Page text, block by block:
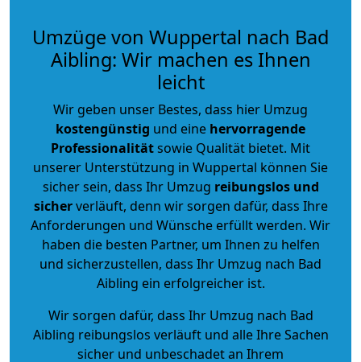
Umzüge von Wuppertal nach Bad
Aibling: Wir machen es Ihnen
leicht
Wir geben unser Bestes, dass hier Umzug
kostengünstig und eine hervorragende
Professionalitätsowie Qualität bietet. Mit
unserer Unterstützung in Wuppertal können Sie
sicher sein, dass Ihr Umzug reibungslos und
sicherverläuft, denn wir sorgen dafür, dass Ihre
Anforderungen und Wünsche erfüllt werden. Wir
haben die besten Partner, um Ihnen zu helfen
und sicherzustellen, dass Ihr Umzug nach Bad
Aibling ein erfolgreicher ist.
Wir sorgen dafür, dass Ihr Umzug nach Bad
Aibling reibungslos verläuft und alle Ihre Sachen
sicher und unbeschadet an Ihrem